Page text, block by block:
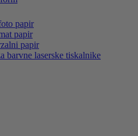
papir
papir
papir
barvne laserske tiskalnike